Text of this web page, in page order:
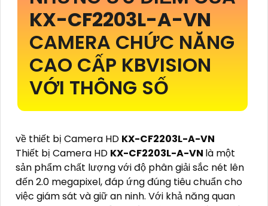
KX-CF2203L-A-VN
CAMERA CHỨC NĂNG
CAO CẤP KBVISION
VỚI THÔNG SỐ
về thiết bị Camera HD KX-CF2203L-A-VN
Thiết bị Camera HD KX-CF2203L-A-VN là một
sản phẩm chất lượng với độ phân giải sắc nét lên
đến 2.0 megapixel, đáp ứng đúng tiêu chuẩn cho
việc giám sát và giữ an ninh. Với khả năng quan